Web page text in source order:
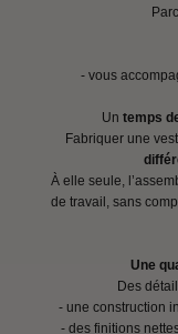
- vous
Un temps
Fabriquer une
À elle seule,
de travail, sans
Une
Des
- une construction
- des finitions